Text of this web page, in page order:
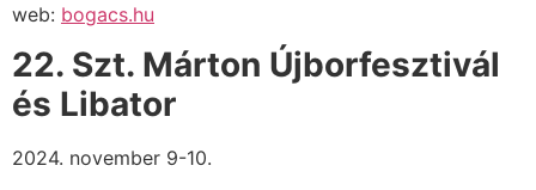
web: bogacs.hu
22. Szt. Márton Újborfesztivál
és Libator
2024. november 9-10.